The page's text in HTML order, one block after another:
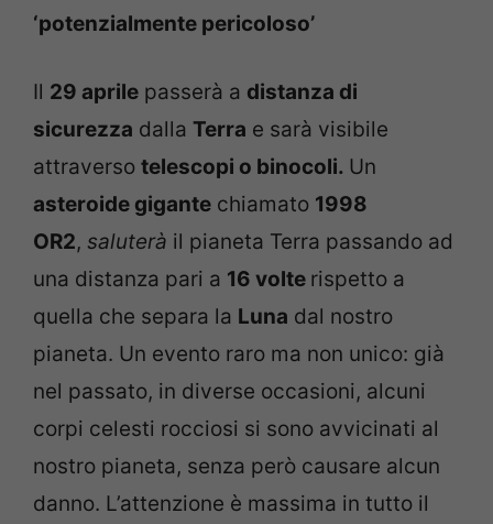
‘potenzialmente pericoloso’
Il 29 aprile passerà a distanza di
sicurezza dalla Terra e sarà visibile
attraverso telescopi o binocoli. Un
asteroide gigante chiamato 1998
OR2, saluterà il pianeta Terra passando ad
una distanza pari a 16 volte rispetto a
quella che separa la Luna dal nostro
pianeta. Un evento raro ma non unico: già
nel passato, in diverse occasioni, alcuni
corpi celesti rocciosi si sono avvicinati al
nostro pianeta, senza però causare alcun
danno. L’attenzione è massima in tutto il